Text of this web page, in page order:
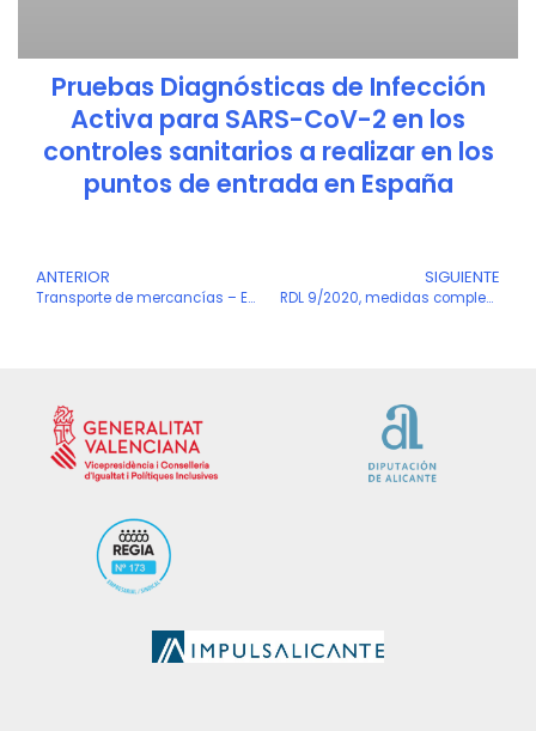
Pruebas Diagnósticas de Infección
Activa para SARS-CoV-2 en los
controles sanitarios a realizar en los
puntos de entrada en España
Ant
ANTERIOR
Transporte de mercancías – Excepciones temporales al cumplimiento de las normas de tiempos de conducción
SIGUIENTE
RDL 9/2020, medidas complementarias en el ámbito laboral.